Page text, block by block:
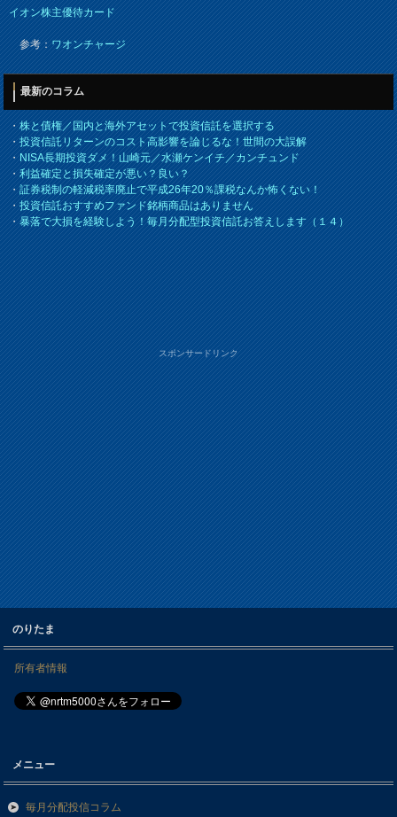
イオン株主優待カード
参考：ワオンチャージ
最新のコラム
・株と債権／国内と海外アセットで投資信託を選択する
・投資信託リターンのコスト高影響を論じるな！世間の大誤解
・NISA長期投資ダメ！山崎元／水瀬ケンイチ／カンチュンド
・利益確定と損失確定が悪い？良い？
・証券税制の軽減税率廃止で平成26年20％課税なんか怖くない！
・投資信託おすすめファンド銘柄商品はありません
・暴落で大損を経験しよう！毎月分配型投資信託お答えします（１４）
スポンサードリンク
のりたま
所有者情報
メニュー
毎月分配投信コラム